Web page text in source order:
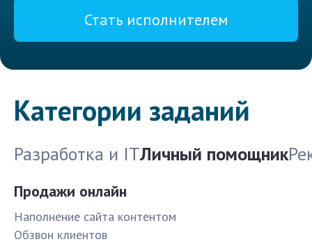
Стать исполнителем
Категории заданий
Разработка и ITЛичный помощник
Продажи онлайн
Наполнение сайта контентом
Обзвон клиентов